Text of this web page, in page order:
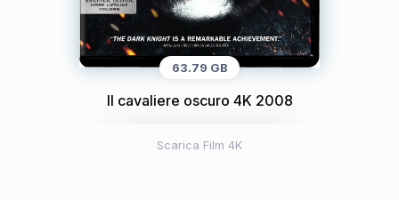
63.79 GB
Il cavaliere oscuro 4K 2008
Scarica Film 4K